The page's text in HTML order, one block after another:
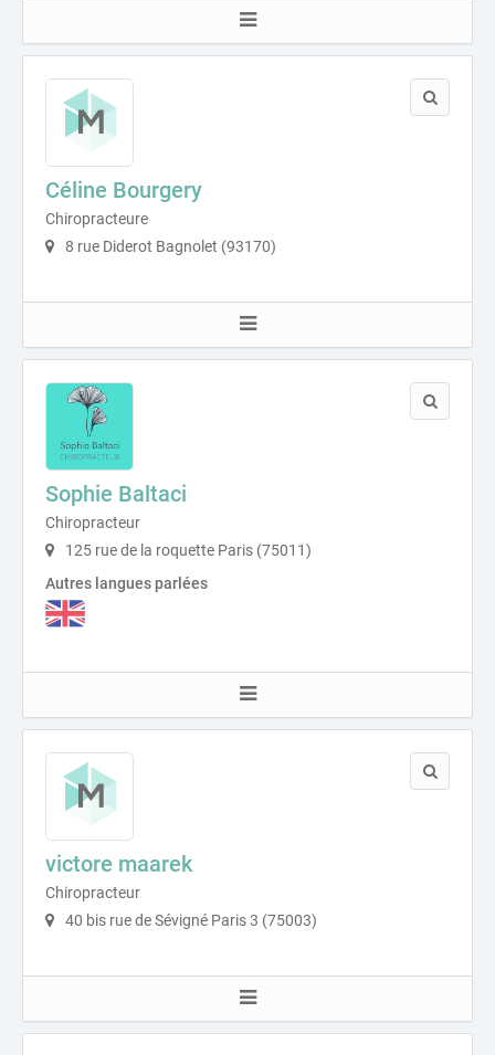
Céline Bourgery
Chiropracteure
8 rue Diderot Bagnolet (93170)
Sophie Baltaci
Chiropracteur
125 rue de la roquette Paris (75011)
Autres langues parlées
victore maarek
Chiropracteur
40 bis rue de Sévigné Paris 3 (75003)